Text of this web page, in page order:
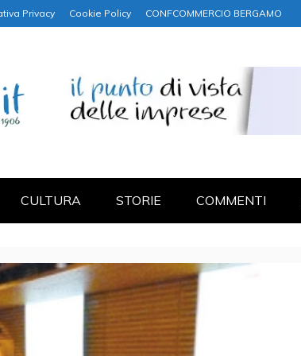
Privacy Cookie Policy CONFCOMMERCIO BERGAMO
CULTURA STORIE COMMENTI